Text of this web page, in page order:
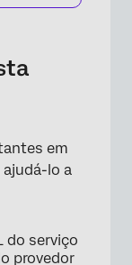
em
ajudá-lo a
do serviço
provedor